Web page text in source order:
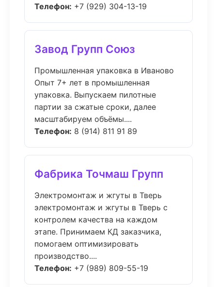
Телефон: +7 (929) 304-13-19
Завод Групп Союз
Промышленная упаковка в Иваново
Опыт 7+ лет в промышленная
упаковка. Выпускаем пилотные
партии за сжатые сроки, далее
масштабируем объёмы....
Телефон: 8 (914) 811 91 89
Фабрика Точмаш Групп
Электромонтаж и жгуты в Тверь
электромонтаж и жгуты в Тверь с
контролем качества на каждом
этапе. Принимаем КД заказчика,
помогаем оптимизировать
производство....
Телефон: +7 (989) 809-55-19